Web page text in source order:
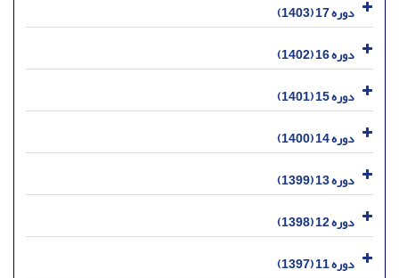
دوره 17 (1403)
دوره 16 (1402)
دوره 15 (1401)
دوره 14 (1400)
دوره 13 (1399)
دوره 12 (1398)
دوره 11 (1397)